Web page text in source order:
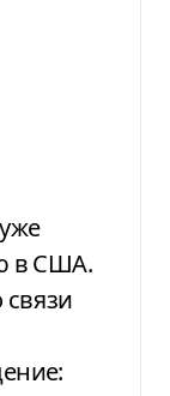
в США.